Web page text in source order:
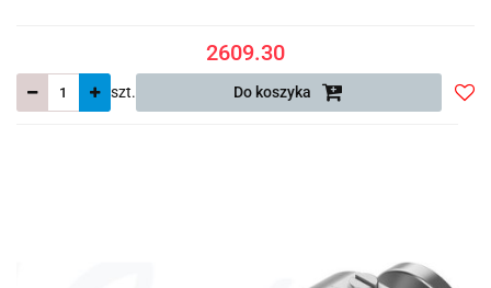
2609.30
szt. Do koszyka